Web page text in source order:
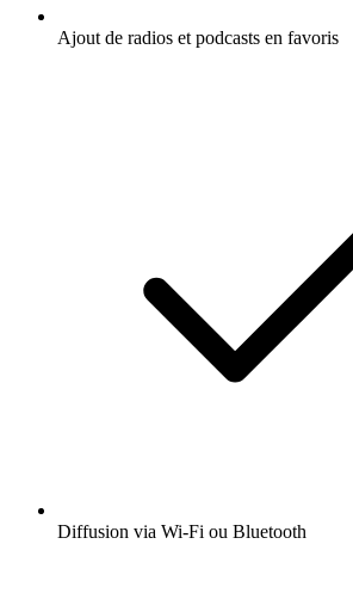
Ajout de radios et podcasts en favoris
Diffusion via Wi-Fi ou Bluetooth